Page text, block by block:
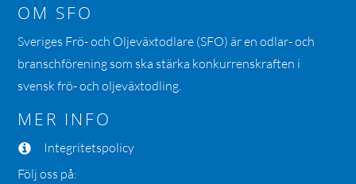
OM SFO
Sveriges Frö- och Oljeväxtodlare (SFO) är en odlar- och
branschförening som ska stärka konkurrenskraften i
svensk frö- och oljeväxtodling.
MER INFO
Integritetspolicy
Följ oss på: